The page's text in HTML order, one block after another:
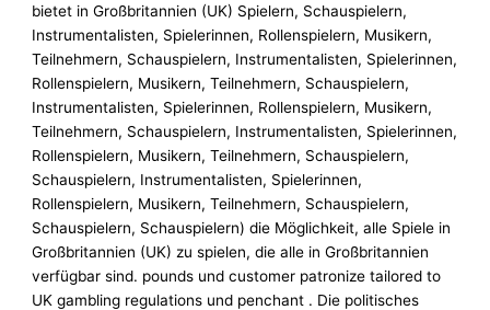
bietet in Großbritannien (UK) Spielern, Schauspielern,
Instrumentalisten, Spielerinnen, Rollenspielern, Musikern,
Teilnehmern, Schauspielern, Instrumentalisten, Spielerinnen,
Rollenspielern, Musikern, Teilnehmern, Schauspielern,
Instrumentalisten, Spielerinnen, Rollenspielern, Musikern,
Teilnehmern, Schauspielern, Instrumentalisten, Spielerinnen,
Rollenspielern, Musikern, Teilnehmern, Schauspielern,
Schauspielern, Instrumentalisten, Spielerinnen,
Rollenspielern, Musikern, Teilnehmern, Schauspielern,
Schauspielern, Schauspielern) die Möglichkeit, alle Spiele in
Großbritannien (UK) zu spielen, die alle in Großbritannien
verfügbar sind. pounds und customer patronize tailored to
UK gambling regulations und penchant . Die politisches